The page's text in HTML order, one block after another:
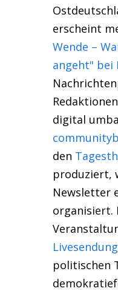
erscheint
Wende –
angeht" bei
digital
den
produziert,
Newsletter
organisiert.
politischen